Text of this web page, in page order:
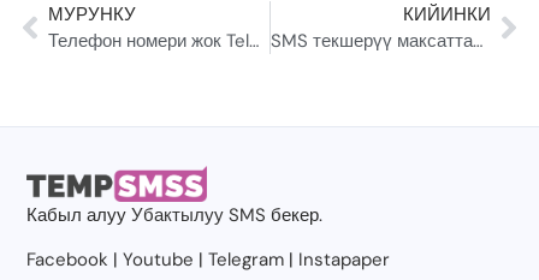
МУРУНКУ
Телефон номери жок Telegram түзүүнүн кызыктуу жолу
КИЙИНКИ
SMS текшерүү максаттары үчүн эң мыкты Температура номери 2022
Кабыл алууУбактылуу SMS бекер.
Facebook |Youtube |Telegram | Instapaper